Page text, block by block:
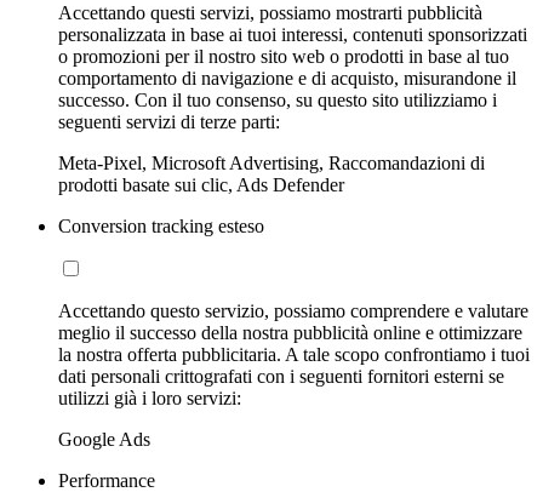
Accettando questi servizi, possiamo mostrarti pubblicità
personalizzata in base ai tuoi interessi, contenuti sponsorizzati
o promozioni per il nostro sito web o prodotti in base al tuo
comportamento di navigazione e di acquisto, misurandone il
successo. Con il tuo consenso, su questo sito utilizziamo i
seguenti servizi di terze parti:
Meta-Pixel, Microsoft Advertising, Raccomandazioni di
prodotti basate sui clic, Ads Defender
Conversion tracking esteso
Accettando questo servizio, possiamo comprendere e valutare
meglio il successo della nostra pubblicità online e ottimizzare
la nostra offerta pubblicitaria. A tale scopo confrontiamo i tuoi
dati personali crittografati con i seguenti fornitori esterni se
utilizzi già i loro servizi:
Google Ads
Performance